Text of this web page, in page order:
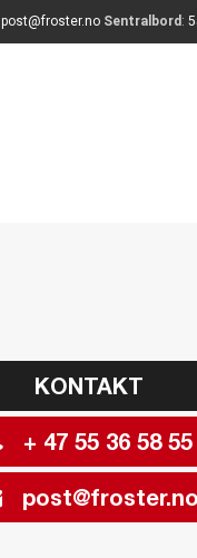
post@froster.no Sentralbord :
KONTAKT
+ 47 55 36 58 55
post@froster.no